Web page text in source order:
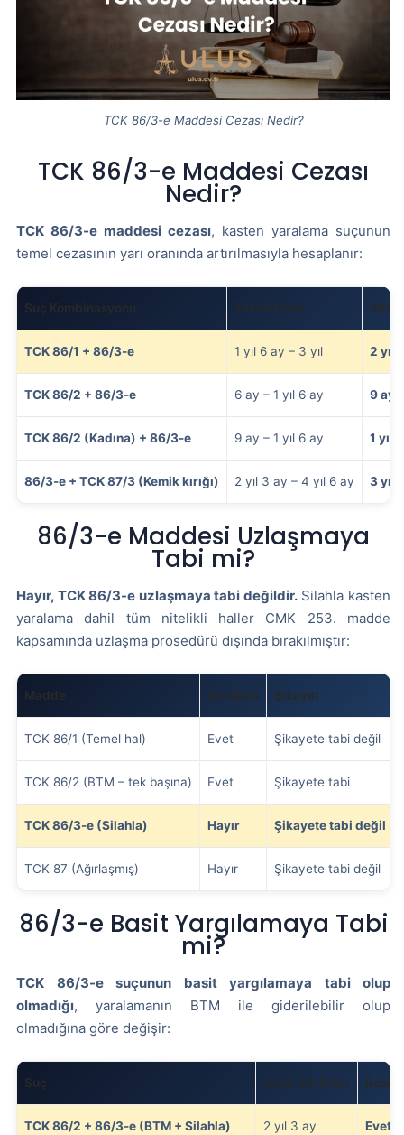
TCK 86/3-e Maddesi Cezası Nedir?
TCK 86/3-e Maddesi Cezası
Nedir?
TCK 86/3-e maddesi cezası, kasten yaralama suçunun
temel cezasının yarı oranında artırılmasıyla hesaplanır:
Suç Kombinasyonu Temel Ceza 86/3-
TCK 86/1 + 86/3-e 1 yıl 6 ay – 3 yıl 2 yıl
TCK 86/2 + 86/3-e 6 ay – 1 yıl 6 ay 9 ay
TCK 86/2 (Kadına) + 86/3-e 9 ay – 1 yıl 6 ay 1 yıl
86/3-e + TCK 87/3 (Kemik kırığı) 2 yıl 3 ay – 4 yıl 6 ay 3 yıl
86/3-e Maddesi Uzlaşmaya
Tabi mi?
Hayır, TCK 86/3-e uzlaşmaya tabi değildir.Silahla kasten
yaralama dahil tüm nitelikli haller CMK 253. madde
kapsamında uzlaşma prosedürü dışında bırakılmıştır:
Madde Uzlaşma Şikayet
TCK 86/1 (Temel hal) Evet Şikayete tabi değil
TCK 86/2 (BTM – tek başına) Evet Şikayete tabi
TCK 86/3-e (Silahla) Hayır Şikayete tabi değil
TCK 87 (Ağırlaşmış) Hayır Şikayete tabi değil
86/3-e Basit Yargılamaya Tabi
mi?
TCK 86/3-e suçunun basit yargılamaya tabi olup
olmadığı, yaralamanın BTM ile giderilebilir olup
olmadığına göre değişir:
Suç Ceza Üst Sınırı Basit
TCK 86/2 + 86/3-e (BTM + Silahla) 2 yıl 3 ay Evet